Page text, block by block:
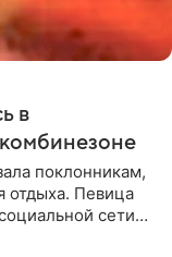
в
поклонникам,
отдыха. Певица
сети